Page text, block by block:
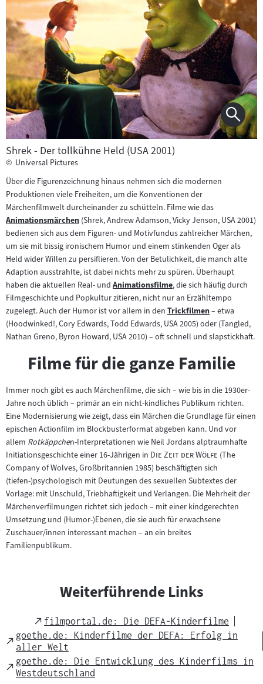
Shrek - Der tollkühne Held (USA 2001)
© Universal Pictures
Über die Figurenzeichnung hinaus nehmen sich die modernen
Produktionen viele Freiheiten, um die Konventionen der
Märchenfilmwelt durcheinander zu schütteln. Filme wie das
Zum
Inhalt:
Animationsmärchen (Shrek, Andrew Adamson, Vicky Jenson, USA 2001)
bedienen sich aus dem Figuren- und Motivfundus zahlreicher Märchen,
um sie mit bissig ironischem Humor und einem stinkenden Oger als
Held wider Willen zu persiflieren. Von der Betulichkeit, die manch alte
Adaption ausstrahlte, ist dabei nichts mehr zu spüren. Überhaupt
haben die aktuellen Real- und Zum
Inhalt:
Animationsfilme, die sich häufig durch
Filmgeschichte und Popkultur zitieren, nicht nur an Erzähltempo
zugelegt. Auch der Humor ist vor allem in den Zum
Inhalt:
Trickfilmen– etwa
(Hoodwinked!, Cory Edwards, Todd Edwards, USA 2005) oder (Tangled,
Nathan Greno, Byron Howard, USA 2010) – oft schnell und slapstickhaft.
Filme für die ganze Familie
Immer noch gibt es auch Märchenfilme, die sich – wie bis in die 1930er-
Jahre noch üblich – primär an ein nicht-kindliches Publikum richten.
Eine Modernisierung wie zeigt, dass ein Märchen die Grundlage für einen
epischen Actionfilm im Blockbusterformat abgeben kann. Und vor
allem Rotkäppchen-Interpretationen wie Neil Jordans alptraumhafte
Initiationsgeschichte einer 16-Jährigen in "Die Zeit der Wölfe "(The
Company of Wolves, Großbritannien 1985) beschäftigten sich
(tiefen-)psychologisch mit Deutungen des sexuellen Subtextes der
Vorlage: mit Unschuld, Triebhaftigkeit und Verlangen. Die Mehrheit der
Märchenverfilmungen richtet sich jedoch – mit einer kindgerechten
Umsetzung und (Humor-)Ebenen, die sie auch für erwachsene
Zuschauer/innen interessant machen – an ein breites
Familienpublikum.
Weiterführende Links
External
Link
filmportal.de: Die DEFA-Kinderfilme
External
Link
goethe.de: Kinderfilme der DEFA: Erfolg in
aller Welt
External
Link
goethe.de: Die Entwicklung des Kinderfilms in
Westdeutschland